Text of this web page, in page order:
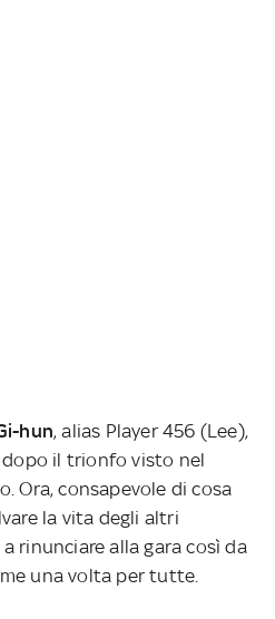
hun, alias Player 456 (Lee),
il trionfo visto nel
Ora, consapevole di cosa
la vita degli altri
rinunciare alla gara così da
una volta per tutte.